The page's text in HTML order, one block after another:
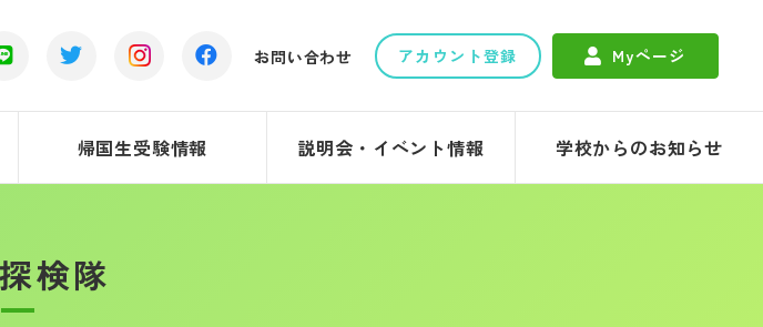
お問い合わせ アカウント登録 Myページ
帰国生受験情報 説明会・イベント情報 学校からのお知らせ
検隊